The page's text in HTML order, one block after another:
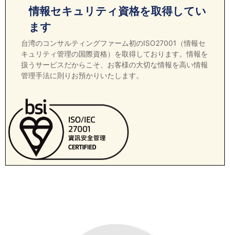
情報セキュリティ資格を取得してい
ます
台湾のコンサルティングファーム初のISO27001（情報セ
キュリティ管理の国際資格）を取得しております。情報を
扱うサービスだからこそ、お客様の大切な情報を高い情報
管理手法に則りお預かりいたします。